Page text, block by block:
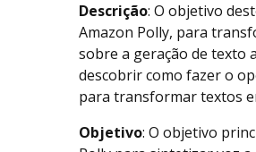
Descrição: O objetivo
Amazon Polly, para
sobre a geração de texto
descobrir como fazer o
para transformar textos
Objetivo: O objetivo